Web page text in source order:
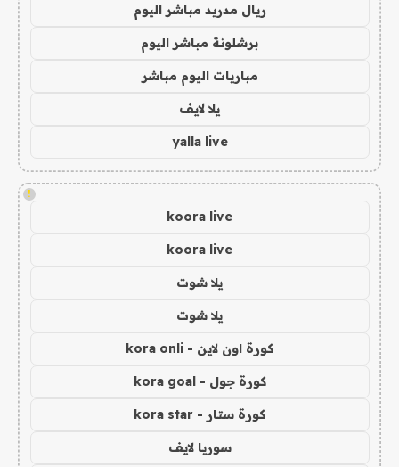
ريال مدريد مباشر اليوم
برشلونة مباشر اليوم
مباريات اليوم مباشر
يلا لايف
yalla live
!
koora live
koora live
يلا شوت
يلا شوت
كورة اون لاين - kora onli
كورة جول - kora goal
كورة ستار - kora star
سوريا لايف